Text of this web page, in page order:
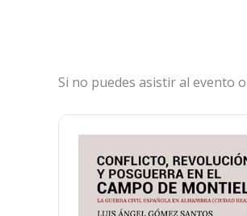
Si no puedes asistir al evento